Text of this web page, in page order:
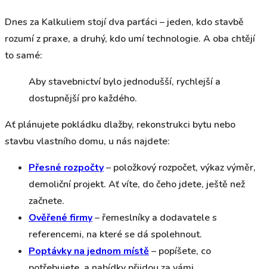
Dnes za Kalkuliem stojí dva parťáci – jeden, kdo stavbě
rozumí z praxe, a druhý, kdo umí technologie. A oba chtějí
to samé:
Aby stavebnictví bylo jednodušší, rychlejší a
dostupnější pro každého.
Ať plánujete pokládku dlažby, rekonstrukci bytu nebo
stavbu vlastního domu, u nás najdete:
Přesné rozpočty– položkový rozpočet, výkaz výměr,
demoliční projekt. Ať víte, do čeho jdete, ještě než
začnete.
Ověřené firmy– řemeslníky a dodavatele s
referencemi, na které se dá spolehnout.
Poptávky na jednom místě – popíšete, co